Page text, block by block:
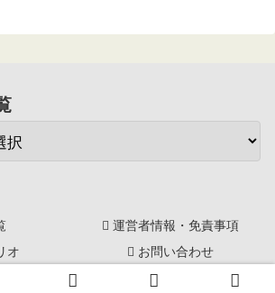
運営者情報・免責事項
オ
お問い合わせ
カブ～配当金再投資～おさいふプラス.